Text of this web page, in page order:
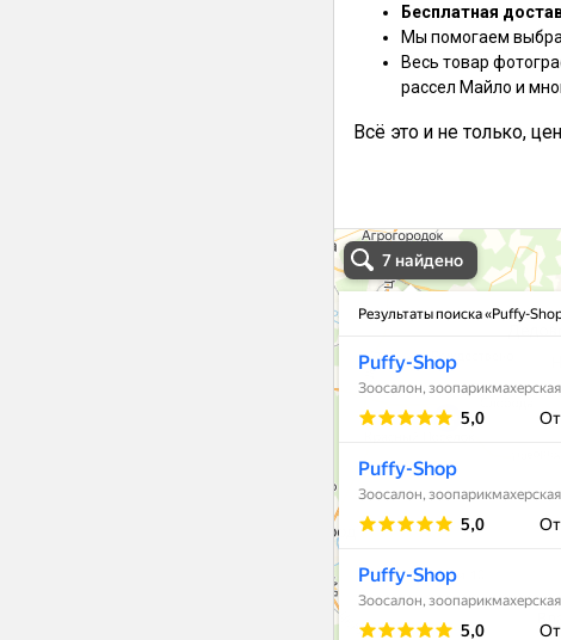
Бесплатная
Мы помогаем
Весь товар
рассел Майло и
Всё это и не только,